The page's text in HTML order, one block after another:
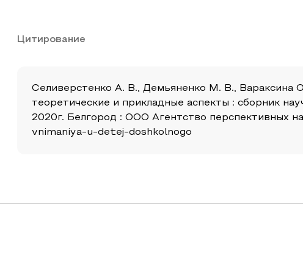
Цитирование
Селиверстенко А. В., Демьяненко М. В., Вараксина
теоретические и прикладные аспекты : сборник
2020г. Белгород : ООО Агентство перспективных
vnimaniya-u-detej-doshkolnogo